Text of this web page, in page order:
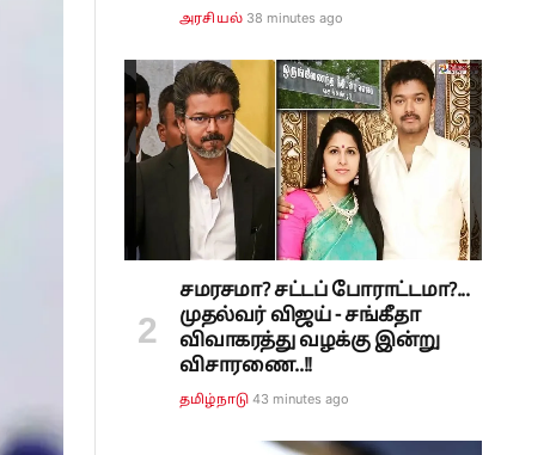
அரசியல் 38 minutes ago
சமரசமா? சட்டப் போராட்டமா?...
முதல்வர் விஜய் - சங்கீதா
விவாகரத்து வழக்கு இன்று
விசாரணை..!!
தமிழ்நாடு 43 minutes ago